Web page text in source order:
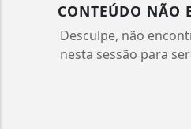
CONTEÚDO NÃO
Desculpe, não
nesta sessão para